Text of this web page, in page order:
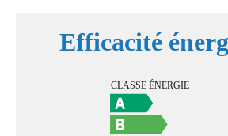
Efficacité